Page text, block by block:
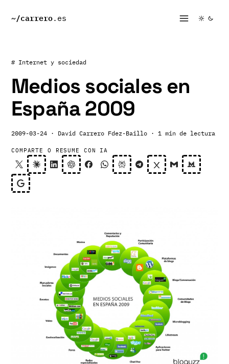
~/carrero.es
# Internet y sociedad
Medios sociales en
España 2009
2009-03-24 · David Carrero Fdez-Baillo · 1 min de lectura
COMPARTE O RESUME CON IA